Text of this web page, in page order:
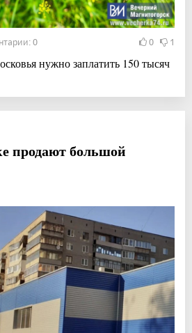
0 0 1
нужно заплатить 150 тысяч
продают большой